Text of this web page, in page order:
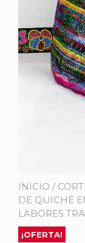
INICIO /
DE QUICHÉ
LABORES
¡OFERTA!